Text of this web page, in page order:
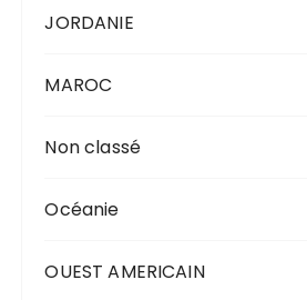
JORDANIE
MAROC
Non classé
Océanie
OUEST AMERICAIN